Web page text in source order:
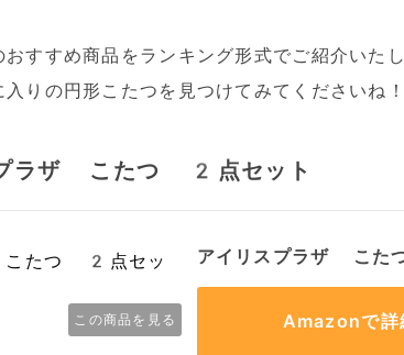
すすめ商品をランキング形式でご紹介いた
りの円形こたつを見つけてみてくださいね！
ラザ こたつ 2点セット
この商品を見る
アイリスプラザ こ
Amazonで詳